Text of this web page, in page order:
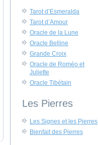
Tarot d’Esmeralda
Tarot d’Amour
Oracle de la Lune
Oracle Belline
Grande Croix
Oracle de Roméo et
Juliette
Oracle Tibétain
Les Pierres
Les Signes et les Pierres
Bienfait des Pierres